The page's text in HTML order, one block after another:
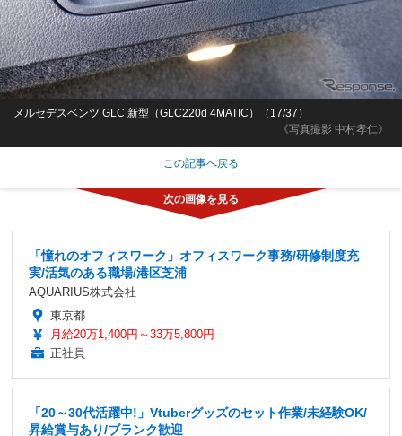
《写真撮影 中村孝仁》
メルセデスベンツ GLC 新型（GLC220d 4MATIC）（17/37）
この記事へ戻る
「憧れのオフィスワーク」オフィスワーク事務/研修制度充
実/活気のある職場/港区芝浦
AQUARIUS株式会社
東京都
月給20万1,400円～33万5,800円
正社員
「20～30代活躍中!」Vtuberグッズのセット作業/未経験OK/
昇給賞与あり/ブランク歓迎